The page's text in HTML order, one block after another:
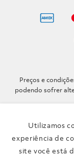
Utilizamos
experiência de
site você está
Preços e
podendo sofrer